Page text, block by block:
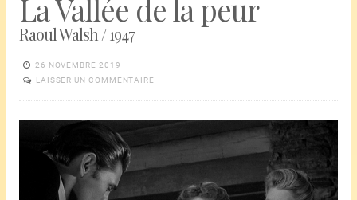
La Vallée de la peur
Raoul Walsh / 1947
26 NOVEMBRE 2019
LAISSER UN COMMENTAIRE